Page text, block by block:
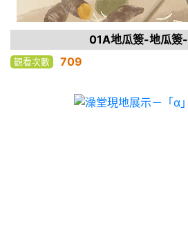
01A地瓜簽-地瓜簽
觀看次數 709